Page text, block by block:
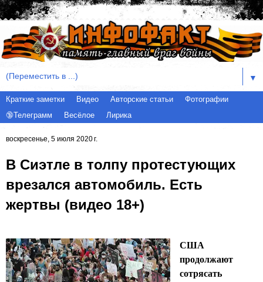
▼
Краткие заметки Видео Авторские статьи
Фотографии
🔞Телеграмм
Весёлое Лирика
воскресенье, 5 июля 2020 г.
В Сиэтле в толпу протестующих
врезался автомобиль. Есть
жертвы (видео 18+)
США
продолжают
сотрясать